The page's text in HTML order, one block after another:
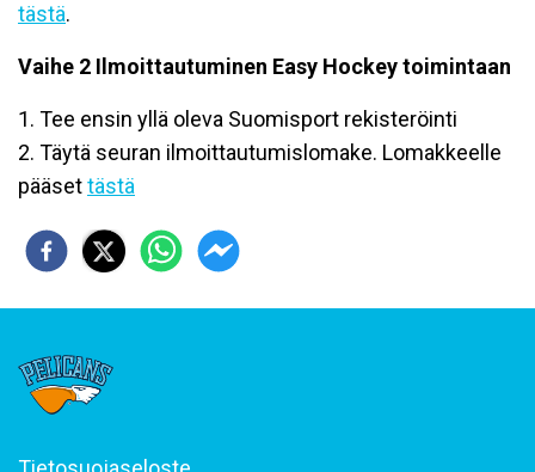
tästä.
Vaihe 2 Ilmoittautuminen Easy Hockey toimintaan
1. Tee ensin yllä oleva Suomisport rekisteröinti
2. Täytä seuran ilmoittautumislomake. Lomakkeelle
pääsettästä